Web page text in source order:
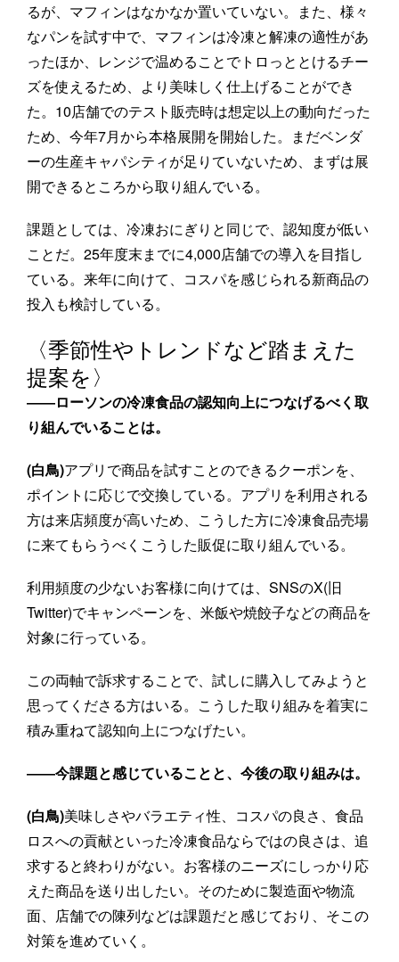
るが、マフィンはなかなか置いていない。また、様々
なパンを試す中で、マフィンは冷凍と解凍の適性があ
ったほか、レンジで温めることでトロっととけるチー
ズを使えるため、より美味しく仕上げることができ
た。10店舗でのテスト販売時は想定以上の動向だった
ため、今年7月から本格展開を開始した。まだベンダ
ーの生産キャパシティが足りていないため、まずは展
開できるところから取り組んでいる。
課題としては、冷凍おにぎりと同じで、認知度が低い
ことだ。25年度末までに4,000店舗での導入を目指し
ている。来年に向けて、コスパを感じられる新商品の
投入も検討している。
〈季節性やトレンドなど踏まえた
提案を〉
――ローソンの冷凍食品の認知向上につなげるべく取
り組んでいることは。
(白鳥)アプリで商品を試すことのできるクーポンを、
ポイントに応じで交換している。アプリを利用される
方は来店頻度が高いため、こうした方に冷凍食品売場
に来てもらうべくこうした販促に取り組んでいる。
利用頻度の少ないお客様に向けては、SNSのX(旧
Twitter)でキャンペーンを、米飯や焼餃子などの商品を
対象に行っている。
この両軸で訴求することで、試しに購入してみようと
思ってくださる方はいる。こうした取り組みを着実に
積み重ねて認知向上につなげたい。
――今課題と感じていることと、今後の取り組みは。
(白鳥)美味しさやバラエティ性、コスパの良さ、食品
ロスへの貢献といった冷凍食品ならではの良さは、追
求すると終わりがない。お客様のニーズにしっかり応
えた商品を送り出したい。そのために製造面や物流
面、店舗での陳列などは課題だと感じており、そこの
対策を進めていく。